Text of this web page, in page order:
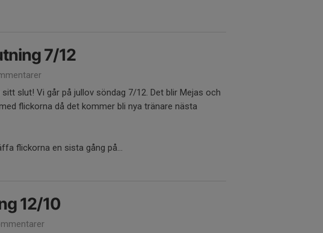
7/12
slut! Vi går på jullov söndag 7/12. Det blir Mejas och
flickorna då det kommer bli nya tränare nästa
flickorna en sista gång på...
12/10